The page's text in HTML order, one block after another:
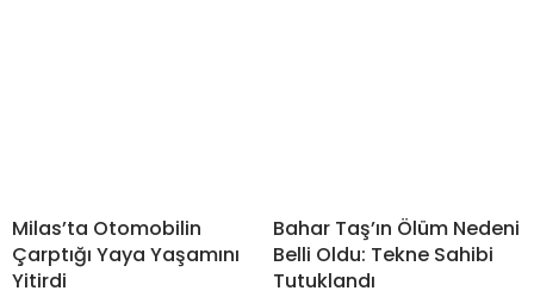
Milas’ta Otomobilin
Çarptığı Yaya Yaşamını
Yitirdi
Bahar Taş’ın Ölüm Nedeni
Belli Oldu: Tekne Sahibi
Tutuklandı